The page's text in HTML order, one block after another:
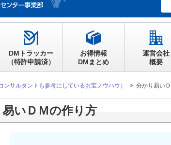
サルタントも参考にしているお宝ノウハウ） 分かり易い
いＤＭの作り方
DMトラッカー
（特許申請済）
お得情報
DMまとめ
運営会社
概要